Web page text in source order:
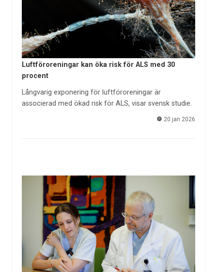
Luftföroreningar kan öka risk för ALS med 30
procent
Långvarig exponering för luftföroreningar är
associerad med ökad risk för ALS, visar svensk studie.
20 jan 2026